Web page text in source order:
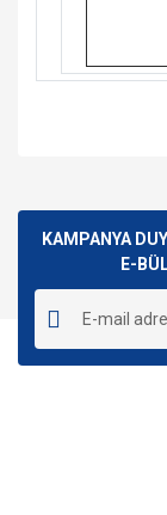
kullanarak
Görüş ve
Ürün resmi
Ürün
Ürün
Ürün fiyatı
KAMPANYA
E-